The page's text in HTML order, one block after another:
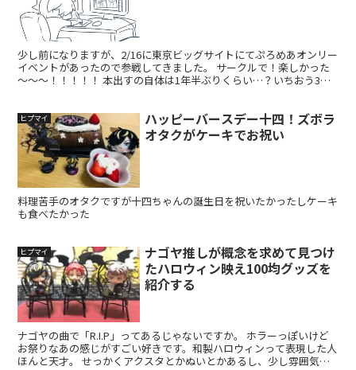
少し前になりますが、2/16に東京ビッグサイトにてぷろめあオンリー
イベントがあったので参戦してきました。 サークルで！楽しかった
～～～！！！！！ 本出すの自体は1年半ぶりくらい…？いちおう3か
ヒプマイ
ハッピーバースデー十四！ズボラ
オタクがケーキでお祝い
料理苦手のオタクですが十四ちゃんの誕生日を祝いたかったしケーキ
も食べたかった
ヒプマイ
ナゴヤ推しが概念を求めて見つけ
たハロウィン映え100均グッズを
紹介する
ナゴヤの曲で「R.I.P」ってあるじゃないですか。 ホラーっぽいけど
お祭りなあの感じがすごい好きです。和製ハロウィンって表現した人
ほんと天才。 せっかくアクスタとかぬいとかあるし、少し雰囲気つ